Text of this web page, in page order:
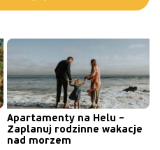
Apartamenty na Helu –
Zaplanuj rodzinne wakacje
nad morzem